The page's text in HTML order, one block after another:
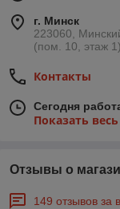
г. Минск
223060,
(пом. 10, этаж
Контакты
Сегодня
Показать
Отзывы о
149 отзывов за